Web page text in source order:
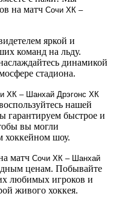
на матч Сочи ХК –
яркой и
команд на льду.
динамикой
стадиона.
ХК – Шанхай Дрэгонс ХК
нашей
гарантируем быстрое и
вы могли
хоккейном шоу.
матч Сочи ХК – Шанхай
ценам. Побывайте
любимых игроков и
живого хоккея.